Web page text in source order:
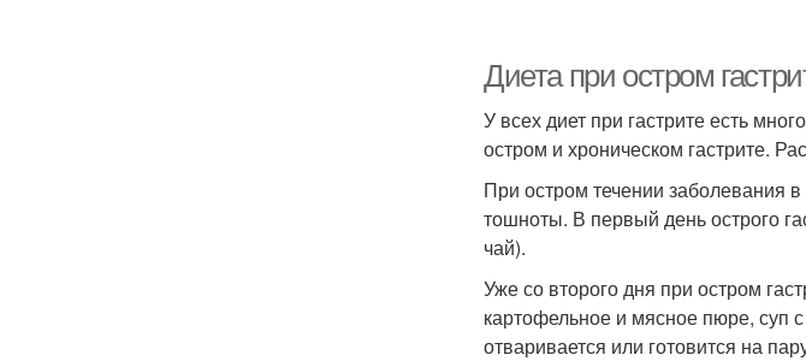
Диета при остром
У всех диет при гастрите есть
остром и хроническом гастрите.
При остром течении заболевания
тошноты. В первый день острого
чай).
Уже со второго дня при остром
картофельное и мясное пюре, суп
отваривается или готовится на